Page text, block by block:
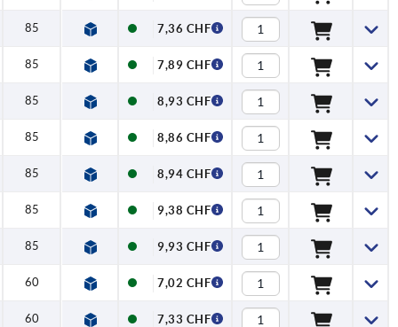
85 7,36 CHF
85 7,89 CHF
85 8,93 CHF
85 8,86 CHF
85 8,94 CHF
85 9,38 CHF
85 9,93 CHF
60 7,02 CHF
60 7,33 CHF